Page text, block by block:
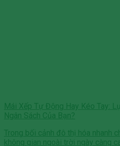
Mái Xếp Tự Động Hay Kéo Tay:
Ngân Sách Của Bạn?
Trong bối cảnh đô thị hóa nhanh
không gian ngoài trời ngày càng